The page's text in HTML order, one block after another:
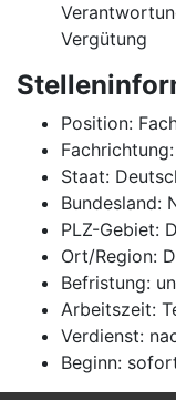
Vergütung
Position:
Staat:
Bundesland:
PLZ-Gebiet:
Ort/Region:
Befristung:
Arbeitszeit:
Verdienst:
Beginn: